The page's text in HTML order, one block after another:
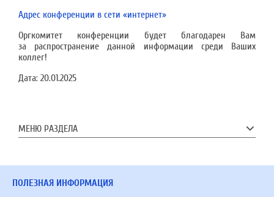
Адрес конференции в сети «интернет»
Оргкомитет конференции будет благодарен Вам
за распространение данной информации среди Ваших
коллег!
Дата: 20.01.2025
МЕНЮ РАЗДЕЛА
ПОЛЕЗНАЯ ИНФОРМАЦИЯ